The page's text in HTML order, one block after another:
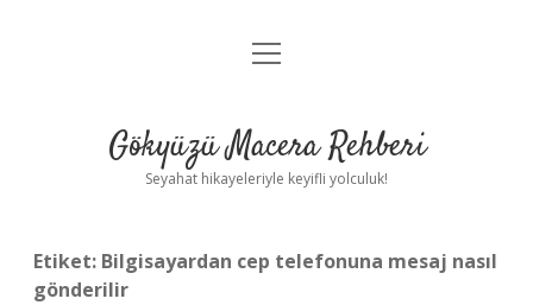
Anasayfa
Yasal Uyarı
menüyü
Gökyüzü Macera Rehberi
Seyahat hikayeleriyle keyifli yolculuk!
Etiket: Bilgisayardan cep telefonuna mesaj nasıl
gönderilir